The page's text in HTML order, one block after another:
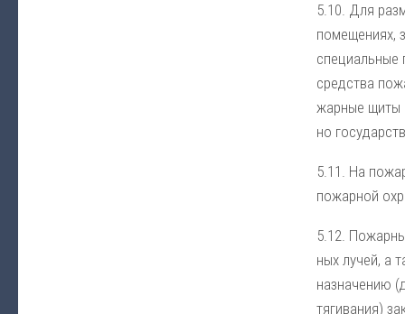
5.10. Для
по­ме­ще­ни­ях,
сред­ст­ва
жар­ные щи­ты
но
5.11. На
по­жар­ной
5.12.
ных лу­чей, а
на­зна­че­нию
тя­ги­ва­ния)